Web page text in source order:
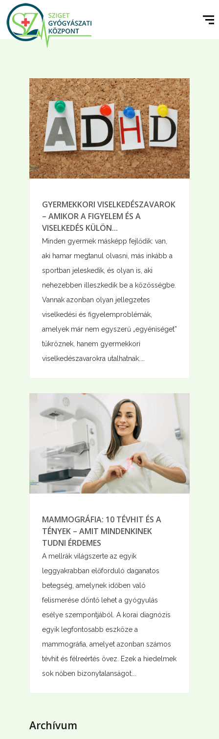
GYERMEKKORI VISELKEDÉSZAVAROK
– AMIKOR A FIGYELEM ÉS A
VISELKEDÉS KÜLÖN...
Minden gyermek másképp fejlődik: van,
aki hamar megtanul olvasni, más inkább a
sportban jeleskedik, és olyan is, aki
nehezebben illeszkedik be a közösségbe.
Vannak azonban olyan jellegzetes
viselkedési és figyelemproblémák,
amelyek már nem egyszerű „egyéniséget”
tükröznek, hanem gyermekkori
viselkedészavarokra utalhatnak....
MAMMOGRÁFIA: 10 TÉVHIT ÉS A
TÉNYEK – AMIT MINDENKINEK
TUDNI ÉRDEMES
A mellrák világszerte az egyik
leggyakrabban előforduló daganatos
betegség, amelynek időben való
felismerése döntő lehet a gyógyulás
esélye szempontjából. A korai diagnózis
egyik legfontosabb eszköze a
mammográfia, amelyet azonban számos
tévhit és félreértés övez. Ezek a hiedelmek
sok nőben bizonytalanságot...
Archívum